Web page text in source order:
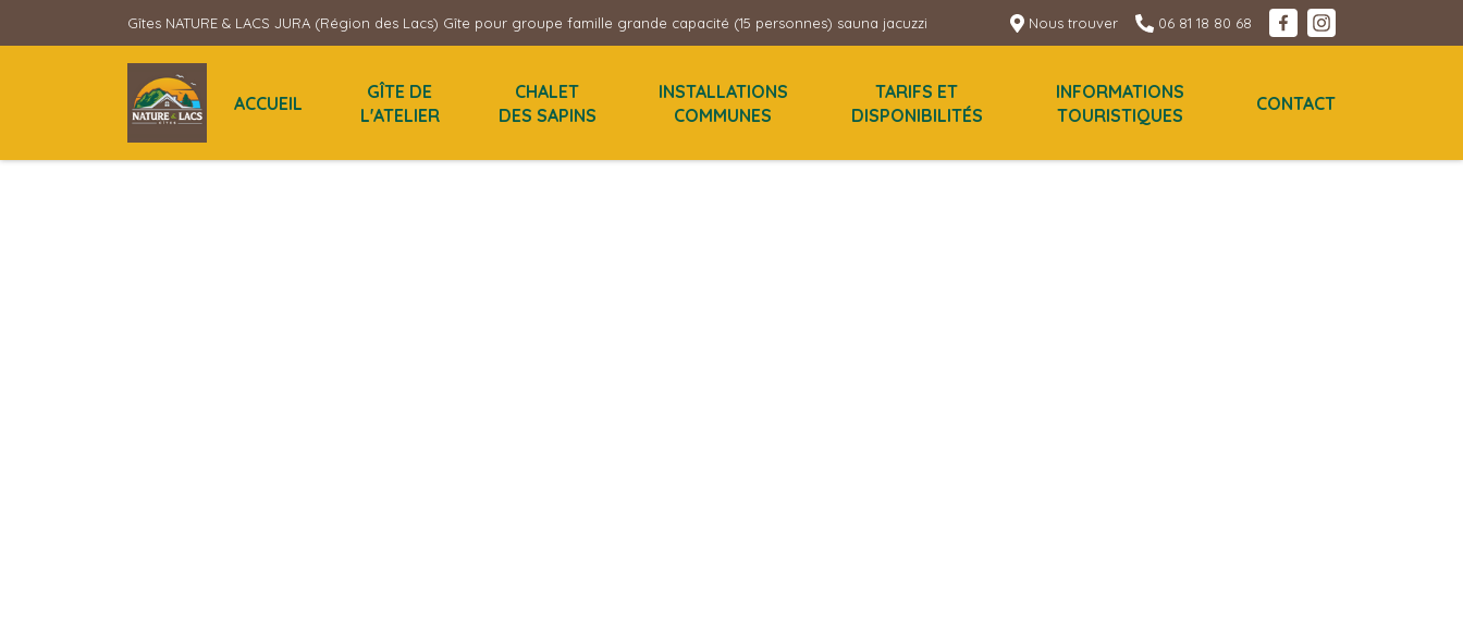
Gîtes NATURE & LACS JURA (Région des Lacs) Gîte pour groupe famille grande capacité (15 personnes) sauna jacuzzi Nous trouver 06 81 18 80 68
ACCUEIL
GÎTE DE
L'ATELIER
CHALET
DES SAPINS
INSTALLATIONS
COMMUNES
TARIFS ET
DISPONIBILITÉS
INFORMATIONS
TOURISTIQUES
CONTACT